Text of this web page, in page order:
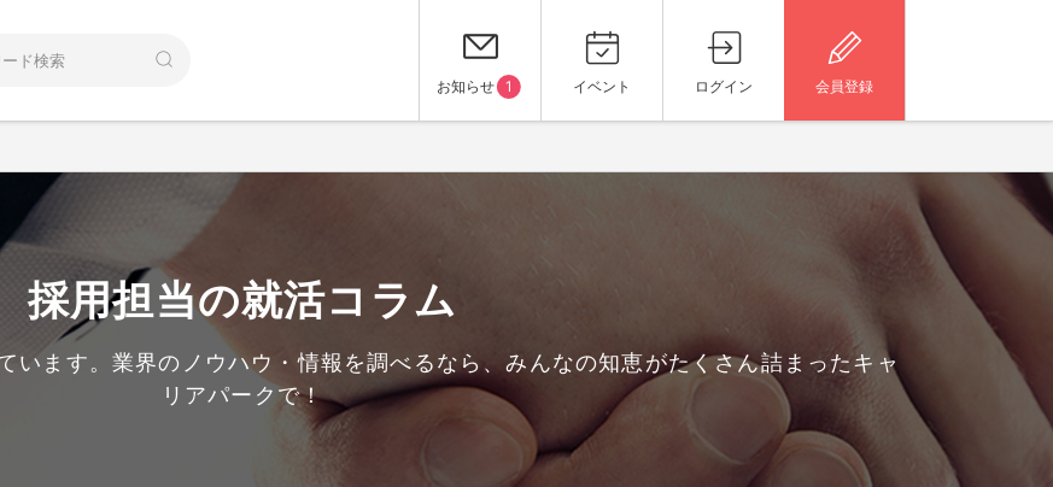
お知らせ 1 イベント ログイン 会員登録
採用担当の就活コラム
います。業界のノウハウ・情報を調べるなら、みんなの知恵がたくさん詰まったキャ
リアパークで！